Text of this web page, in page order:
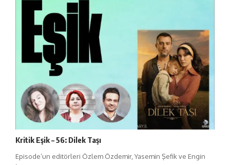
Kritik Eşik – 56: Dilek Taşı
Episode’un editörleri Özlem Özdemir, Yasemin Şefik ve Engin